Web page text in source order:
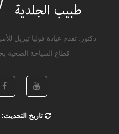
دكتور. تقدم عيادة فوليا تيزيل
قطاع السياحة الصحية
تاريخ التحديث: